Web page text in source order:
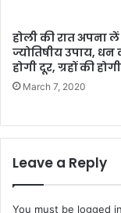
होली की रात अपना
ज्योतिषीय उपाय,
होगी दूर, ग्रहों की
March 7, 2020
Leave a Reply
You must be logged in